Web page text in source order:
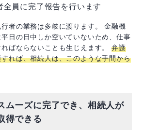
全員に完了報告を行います
者の業務は多岐に渡ります。 金融機
日の日中しか空いていないため、仕事
ばならないことも生じえます。 弁護
れば、相続人は、このような手間から
ムーズに完了でき、相続人が
得できる